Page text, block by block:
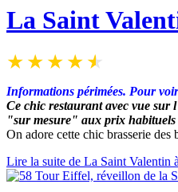
La Saint
Informations périmées. Pour
Ce chic restaurant avec vue sur
"sur mesure" aux prix habituels
On adore cette chic brasserie
Lire la suite de La Saint Valentin